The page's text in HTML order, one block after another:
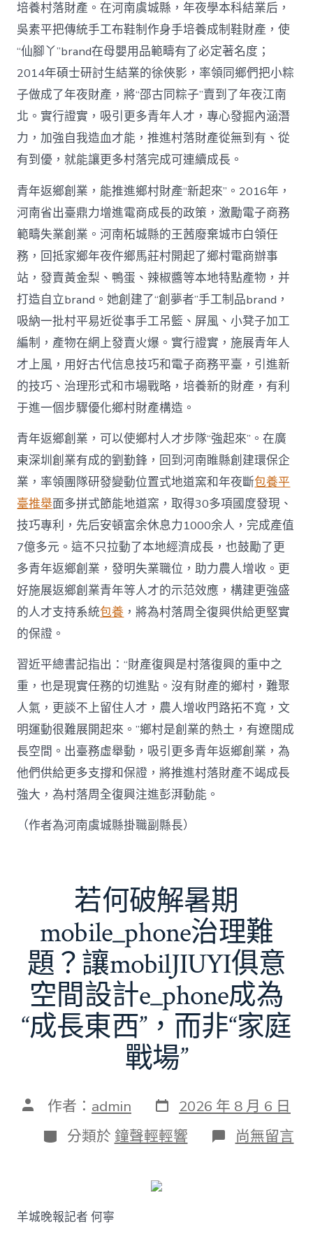
培養村落財產。在河南虞城縣，年夜學本科結業后，
吳素平把傳統手工布鞋制作身手培養成制鞋財產，使
“仙腳丫”brand在母嬰用品範疇有了必定著名度；
2014年碩士研討生結業的徐俠影，率領同鄉們把小粽
子做成了年夜財產，將“邵古同粽子”賣到了年夜江南
北。實行證實，吸引更多青年人才，專心發掘內涵潛
力，加強自我造血才能，推進村落財產從無到有、從
有到優，就能讓更多村落完成可連續成長。
青年返鄉創業，能推進鄉村財產“新起來”。2016年，
河南省出臺鼎力增進電商成長的政策，激勵電子商務
範疇失業創業。河南柘城縣的王茜廢棄城市白領任
務，回抵家鄉年夜仵鄉馬莊村開起了鄉村電商辦事
站，發賣黃金梨、鴨蛋、辣椒醬等本地特點產物，并
打造自立brand。她創建了“創夢者”手工制品brand，
吸納一批村平易近從事手工吊籃、屏風、小凳子加工
編制，產物在網上發賣火爆。實行證實，施展青年人
才上風，用好古代信息技巧和電子商務平臺，引進新
的技巧、治理形式和市場戰略，培養新的財產，有利
于進一個步驟優化鄉村財產構造。
青年返鄉創業，可以使鄉村人才步隊“強起來”。在廣
東深圳創業有成的劉勤鋒，回到河南睢縣創建環保企
業，率領團隊研發變動位置式地道窯和年夜斷包養平
臺推舉面多拼式節能地道窯，取得30多項國度發現、
技巧專利，先后安頓富余休息力1000余人，完成產值
7億多元。這不只拉動了本地經濟成長，也鼓勵了更
多青年返鄉創業，發明失業職位，助力農人增收。更
好施展返鄉創業青年等人才的示范效應，構建更強盛
的人才支持系統包養 ，將為村落周全復興供給更堅實
的保證。
習近平總書記指出：“財產復興是村落復興的重中之
重，也是現實任務的切進點。沒有財產的鄉村，難聚
人氣，更談不上留住人才，農人增收門路拓不寬，文
明運動很難展開起來。”鄉村是創業的熱土，有遼闊成
長空間。出臺務虛舉動，吸引更多青年返鄉創業，為
他們供給更多支撐和保證，將推進村落財產不竭成長
強大，為村落周全復興注進彭湃動能。
（作者為河南虞城縣掛職副縣長）
若何破解暑期
mobile_phone治理難
題？讓mobilJIUYI俱意
空間設計e_phone成為
“成長東西”，而非“家庭
戰場”
文 作者： admin 發
表
日
期
2026 年 8 月 6 日
分
類
分類於 鐘聲輕輕響 在
〈若
尚無留言
羊城晚報記者 何寧